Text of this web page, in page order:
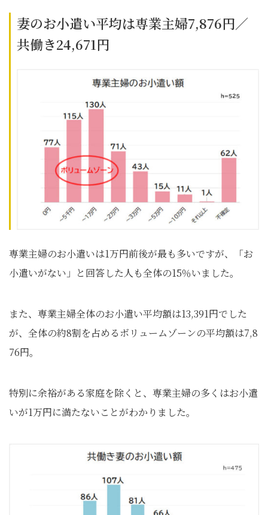
妻のお小遣い平均は専業主婦7,876円／
共働き24,671円
専業主婦のお小遣いは1万円前後が最も多いですが、「お
小遣いがない」と回答した人も全体の15％いました。
また、専業主婦全体のお小遣い平均額は13,391円でした
が、全体の約8割を占めるボリュームゾーンの平均額は7,8
76円。
特別に余裕がある家庭を除くと、専業主婦の多くはお小遣
いが1万円に満たないことがわかりました。